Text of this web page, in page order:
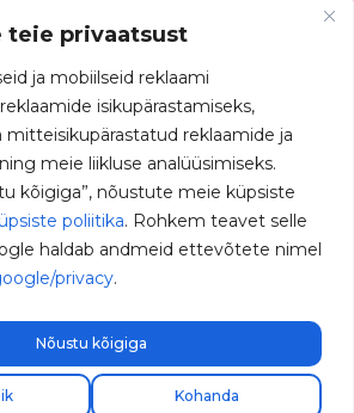
teie privaatsust
ja mobiilseid reklaami
isikupärastamiseks,
mitteisikupärastatud reklaamide ja
meie liikluse analüüsimiseks.
kõigiga”, nõustute meie küpsiste
poliitika. Rohkem teavet selle
haldab andmeid ettevõtete nimel
privacy.
Kohanda
Nõustu kõigiga